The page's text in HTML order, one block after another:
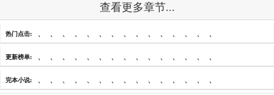
查看更多章节...
热门点击: 、 、 、 、 、 、 、 、 、 、 、 、 、 、 、
更新榜单: 、 、 、 、 、 、 、 、 、 、 、 、 、 、 、
完本小说: 、 、 、 、 、 、 、 、 、 、 、 、 、 、 、